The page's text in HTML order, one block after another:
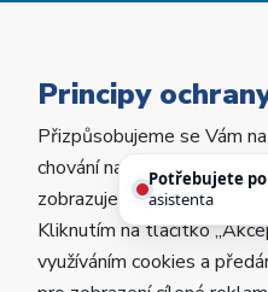
Copyright © 2022 Hu-Fa
Vytvořila
Provozováno
Principy
Přizpůsobujeme se Vám
chování na webu
zobrazujeme Vám
Kliknutím na tlačítko
využíváním cookies a
Potřebujete
asistenta Hufiho.